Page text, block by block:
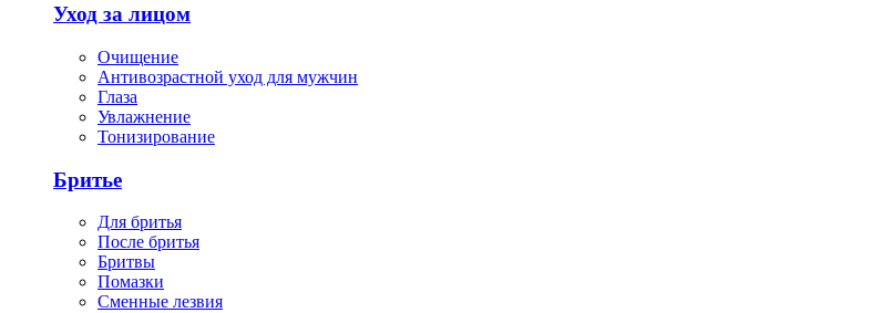
Уход за лицом
Очищение
Антивозрастной уход для мужчин
Глаза
Увлажнение
Тонизирование
Бритье
Для бритья
После бритья
Бритвы
Помазки
Сменные лезвия